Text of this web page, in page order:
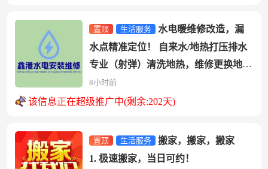
置顶 生活服务
水电暖维修改造，漏
水点精准定位！ 自来水/地热打压排水
专业（射弹）清洗地热，维修更换地热
分水器
太阳能维修保养。
8小时前
该信息正在超级推广中(剩余:202天)
置顶 生活服务
搬家，搬家，搬家
1. 极速搬家，当日可约！